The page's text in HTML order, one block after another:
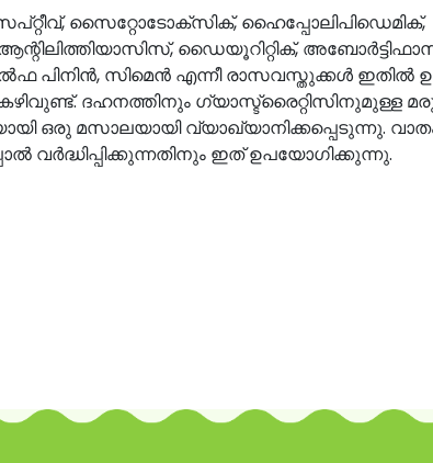
സൈറ്റോടോക്സിക്, ഹൈപ്പോലിപിഡെമിക്,
ഡൈയൂറിറ്റിക്,
പിനിൻ, സിമെൻ എന്നീ രാസവസ്തുക്കൾ ഇതിൽ
കഴിവുണ്ട്. ദഹനത്തിനും ഗ്യാസ്ട്രൈറ്റിസിനുമുള്ള
ഒരു മസാലയായി വ്യാഖ്യാനിക്കപ്പെടുന്നു.
വർദ്ധിപ്പിക്കുന്നതിനും ഇത് ഉപയോഗിക്കുന്നു.